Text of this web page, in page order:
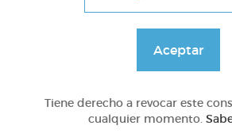
Aceptar
Tiene derecho a revocar este
cualquier momento.